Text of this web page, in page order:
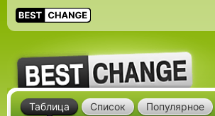
Таблица Список Популярное